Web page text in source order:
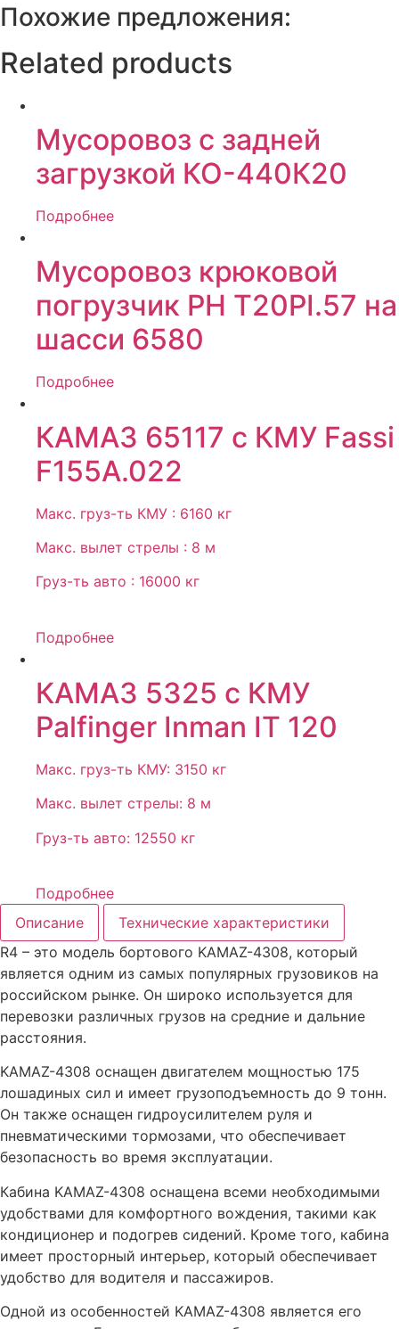
Похожие предложения:
Related products
Мусоровоз с задней
загрузкой КО-440К20
Подробнее
Мусоровоз крюковой
погрузчик РН Т20PI.57 на
шасси 6580
Подробнее
КАМАЗ 65117 с КМУ Fassi
F155A.022
Макс. груз-ть КМУ : 6160 кг
Макс. вылет стрелы : 8 м
Груз-ть авто : 16000 кг
Подробнее
КАМАЗ 5325 с КМУ
Palfinger Inman IT 120
Макс. груз-ть КМУ: 3150 кг
Макс. вылет стрелы: 8 м
Груз-ть авто: 12550 кг
Подробнее
Описание
Технические характеристики
R4 – это модель бортового KAMAZ-4308, который
является одним из самых популярных грузовиков на
российском рынке. Он широко используется для
перевозки различных грузов на средние и дальние
расстояния.
KAMAZ-4308 оснащен двигателем мощностью 175
лошадиных сил и имеет грузоподъемность до 9 тонн.
Он также оснащен гидроусилителем руля и
пневматическими тормозами, что обеспечивает
безопасность во время эксплуатации.
Кабина KAMAZ-4308 оснащена всеми необходимыми
удобствами для комфортного вождения, такими как
кондиционер и подогрев сидений. Кроме того, кабина
имеет просторный интерьер, который обеспечивает
удобство для водителя и пассажиров.
Одной из особенностей KAMAZ-4308 является его